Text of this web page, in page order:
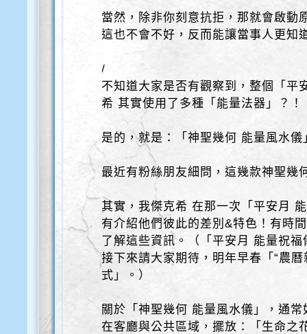
當然，除非你刻意抗拒，那就會啟動
這也不會不好，反而能讓當事人更知
/
不知道大家是否有觀察到，整個「平
希 其實使用了多種「能量法器」？！
是的，就是：「神聖幾何 能量風水儀
最近有粉絲朋友細問，這幾款神聖幾
其實，我傑克希 在那一次「平安月
有介紹他們彼此的差別&特色！有時
了解這些資訊。（「平安月 能量祝
接下來請大家期待，明年早春「“農
式」。）
關於「神聖幾何 能量風水儀」，通
在客廳與公共區域，擺放：「生命之